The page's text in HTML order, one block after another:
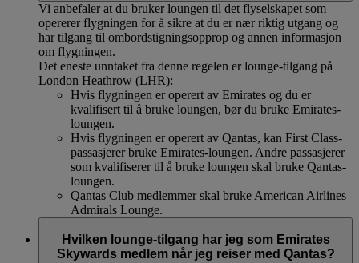
Vi anbefaler at du bruker loungen til det flyselskapet som
opererer flygningen for å sikre at du er nær riktig utgang og
har tilgang til ombordstigningsopprop og annen informasjon
om flygningen.
Det eneste unntaket fra denne regelen er lounge-tilgang på
London Heathrow (LHR):
Hvis flygningen er operert av Emirates og du er
kvalifisert til å bruke loungen, bør du bruke Emirates-
loungen.
Hvis flygningen er operert av Qantas, kan First Class-
passasjerer bruke Emirates-loungen. Andre passasjerer
som kvalifiserer til å bruke loungen skal bruke Qantas-
loungen.
Qantas Club medlemmer skal bruke American Airlines
Admirals Lounge.
Hvilken lounge-tilgang har jeg som Emirates
Skywards medlem når jeg reiser med Qantas?